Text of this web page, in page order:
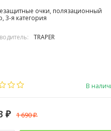
очки, полязационный
3-я категория
TRAPER
В
₽ 1 690₽